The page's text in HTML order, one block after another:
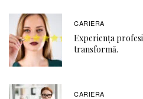
CARIERA
Experiența
transformă.
CARIERA